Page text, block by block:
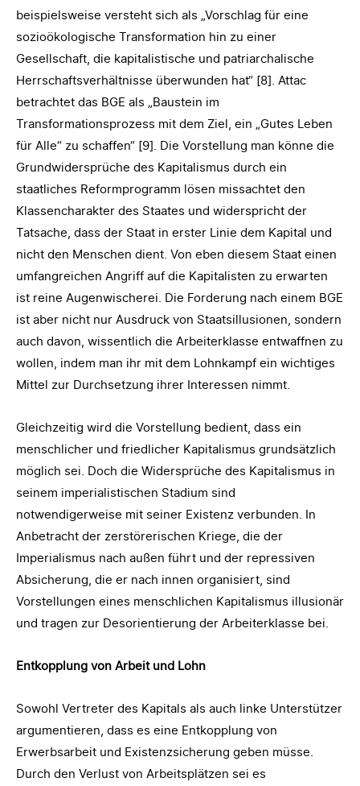
beispielsweise versteht sich als „Vorschlag für eine
sozioökologische Transformation hin zu einer
Gesellschaft, die kapitalistische und patriarchalische
Herrschaftsverhältnisse überwunden hat“ [8]. Attac
betrachtet das BGE als „Baustein im
Transformationsprozess mit dem Ziel, ein „Gutes Leben
für Alle“ zu schaffen“ [9]. Die Vorstellung man könne die
Grundwidersprüche des Kapitalismus durch ein
staatliches Reformprogramm lösen missachtet den
Klassencharakter des Staates und widerspricht der
Tatsache, dass der Staat in erster Linie dem Kapital und
nicht den Menschen dient. Von eben diesem Staat einen
umfangreichen Angriff auf die Kapitalisten zu erwarten
ist reine Augenwischerei. Die Forderung nach einem BGE
ist aber nicht nur Ausdruck von Staatsillusionen, sondern
auch davon, wissentlich die Arbeiterklasse entwaffnen zu
wollen, indem man ihr mit dem Lohnkampf ein wichtiges
Mittel zur Durchsetzung ihrer Interessen nimmt.
Gleichzeitig wird die Vorstellung bedient, dass ein
menschlicher und friedlicher Kapitalismus grundsätzlich
möglich sei. Doch die Widersprüche des Kapitalismus in
seinem imperialistischen Stadium sind
notwendigerweise mit seiner Existenz verbunden. In
Anbetracht der zerstörerischen Kriege, die der
Imperialismus nach außen führt und der repressiven
Absicherung, die er nach innen organisiert, sind
Vorstellungen eines menschlichen Kapitalismus illusionär
und tragen zur Desorientierung der Arbeiterklasse bei.
Entkopplung von Arbeit und Lohn
Sowohl Vertreter des Kapitals als auch linke Unterstützer
argumentieren, dass es eine Entkopplung von
Erwerbsarbeit und Existenzsicherung geben müsse.
Durch den Verlust von Arbeitsplätzen sei es